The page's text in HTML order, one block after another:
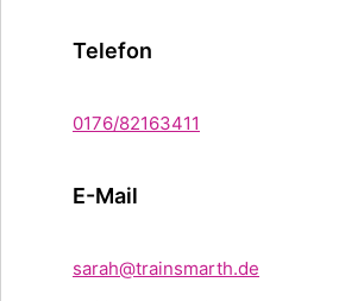
Telefon
0176/82163411
E-Mail
sarah@trainsmarth.de